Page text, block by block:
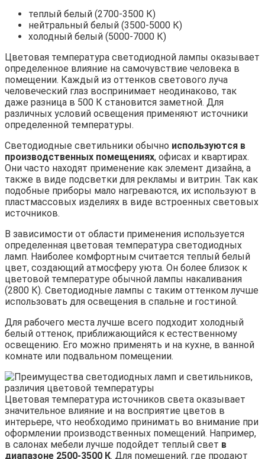
теплый белый (2700-3500 К)
нейтральный белый (3500-5000 К)
холодный белый (5000-7000 К)
Цветовая температура светодиодной лампы оказывает
определенное влияние на самочувствие человека в
помещении. Каждый из оттенков светового луча
человеческий глаз воспринимает неодинаково, так
даже разница в 500 К становится заметной. Для
различных условий освещения применяют источники
определенной температуры.
Светодиодные светильники обычно используются в
производственных помещениях, офисах и квартирах.
Они часто находят применение как элемент дизайна, а
также в виде подсветки для рекламы и витрин. Так как
подобные приборы мало нагреваются, их используют в
пластмассовых изделиях в виде встроенных световых
источников.
В зависимости от области применения используется
определенная цветовая температура светодиодных
ламп. Наиболее комфортным считается теплый белый
цвет, создающий атмосферу уюта. Он более близок к
цветовой температуре обычной лампы накаливания
(2800 К). Светодиодные лампы с таким оттенком лучше
использовать для освещения в спальне и гостиной.
Для рабочего места лучше всего подходит холодный
белый оттенок, приближающийся к естественному
освещению. Его можно применять и на кухне, в ванной
комнате или подвальном помещении.
Цветовая температура источников света оказывает
значительное влияние и на восприятие цветов в
интерьере, что необходимо принимать во внимание при
оформлении производственных помещений. Например,
в салонах мебели лучше подойдет теплый свет в
диапазоне 2500-3500 К. Для помещений, где продают